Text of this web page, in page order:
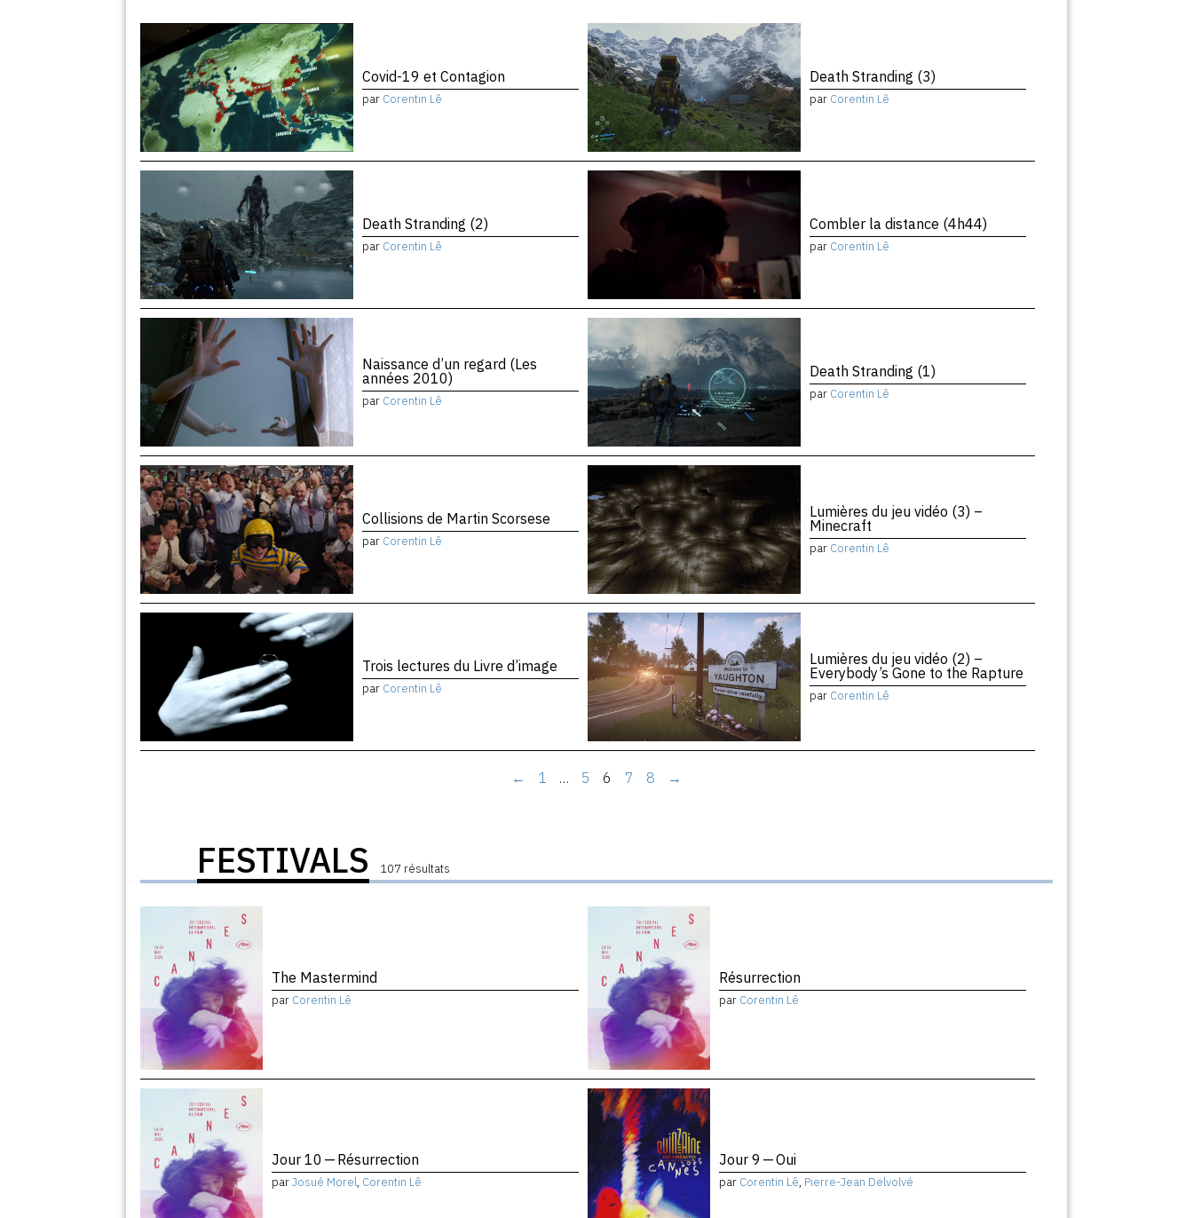
Covid-19 et Contagion
par Corentin Lê
Death Stranding (3)
par Corentin Lê
Death Stranding (2)
par Corentin Lê
Combler la distance (4h44)
par Corentin Lê
Naissance d’un regard (Les
années 2010)
par Corentin Lê
Death Stranding (1)
par Corentin Lê
Collisions de Martin Scorsese
par Corentin Lê
Lumières du jeu vidéo (3) –
Minecraft
par Corentin Lê
Trois lectures du Livre d’image
par Corentin Lê
Lumières du jeu vidéo (2) –
Everybody’s Gone to the Rapture
par Corentin Lê
← 1 … 5 6 7 8 →
FESTIVALS 107 résultats
The Mastermind
par Corentin Lê
Résurrection
par Corentin Lê
Jour 10 — Résurrection
parJosué Morel, Corentin Lê
Jour 9 — Oui
par Corentin Lê, Pierre-Jean Delvolvé